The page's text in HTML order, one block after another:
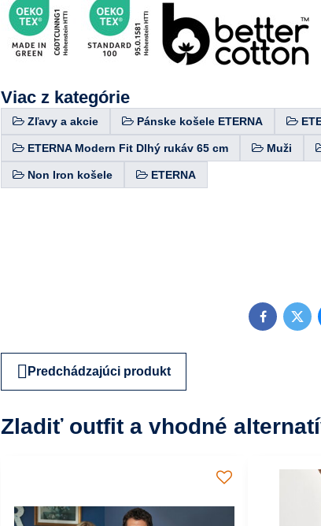
Viac z kategórie
Zľavy a akcie Pánske košele ETERNA
ETERNA Modern Fit Dlhý rukáv 65 cm Muži
Non Iron košele ETERNA
Facebook
Predchádzajúci produkt
Zladiť outfit a vhodné